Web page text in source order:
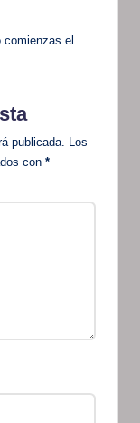
el
publicada. Los
con *